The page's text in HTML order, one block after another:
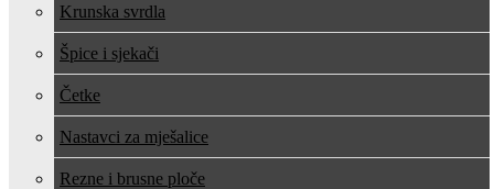
Krunska svrdla
Špice i sjekači
Četke
Nastavci za mješalice
Rezne i brusne ploče